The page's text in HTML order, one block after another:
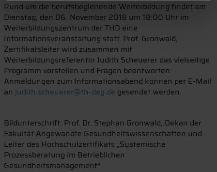
Rund um die berufsbegleitende Weiterbildung findet am
Dienstag, den 06. November 2018 um 18:00 Uhr im
Weiterbildungszentrum der THD eine
Informationsveranstaltung statt. Prof. Gronwald,
Zertifikatsleiter wird zusammen mit
Weiterbildungsreferentin Judith Scheuerer das vielseitige
Programm vorstellen und Fragen beantworten.
Anmeldungen zum Informationsabend können per E-Mail
an judith.scheuerer@th-deg.de gesendet werden.
Bildunterschrift: Prof. Dr. Stephan Gronwald, Dekan der
Fakultät Angewandte Gesundheitswissenschaften und
Leiter des Hochschulzertifikats „Systemische
Prozessberatung im Betrieblichen
Gesundheitsmanagement“